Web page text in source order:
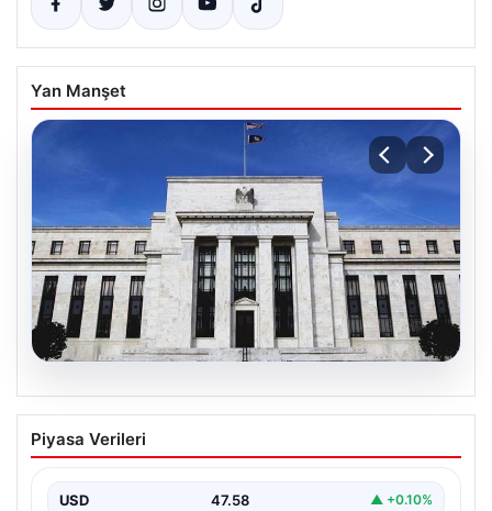
Yan Manşet
Fed faizi sabit tuttu
{“title”: “ABD Merkez Bankası Faiz Oranını Sabit Tutmaya
Piyasa Verileri
USD 47.58 ▲ +0.10%